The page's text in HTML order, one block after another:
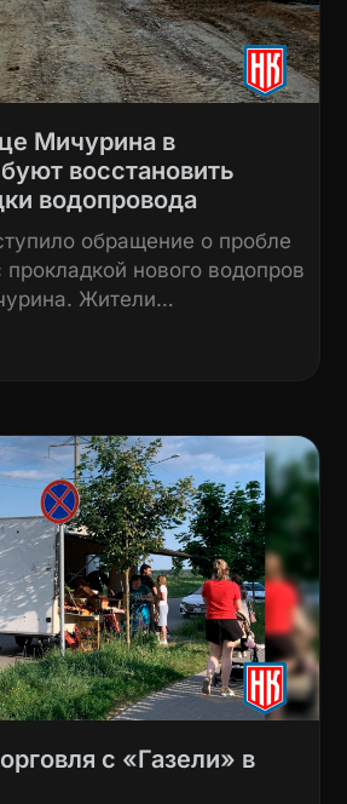
Мичурина в
восстановить
водопровода
обращение о пробле
нового водопров
Жители…
с «Газели» в